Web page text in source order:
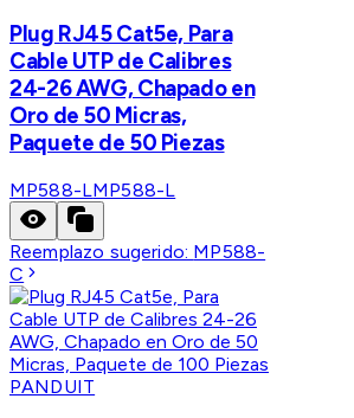
Plug RJ45 Cat5e, Para
Cable UTP de Calibres
24-26 AWG, Chapado en
Oro de 50 Micras,
Paquete de 50 Piezas
MP588-LMP588-L
Reemplazo sugerido: MP588-
C
PANDUIT